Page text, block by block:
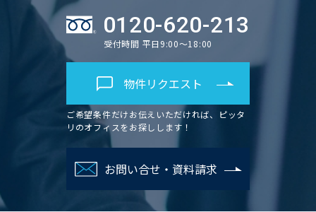
0120-620-213
受付時間 平日9:00～18:00
物件リクエスト
ご希望条件だけお伝えいただければ、ピッタ
リのオフィスをお探しします！
お問い合せ・資料請求